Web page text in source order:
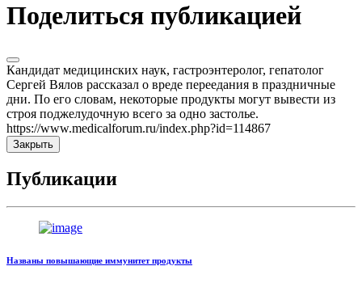
Поделиться публикацией
Кандидат медицинских наук, гастроэнтеролог, гепатолог
Сергей Вялов рассказал о вреде переедания в праздничные
дни. По его словам, некоторые продукты могут вывести из
строя поджелудочную всего за одно застолье.
https://www.medicalforum.ru/index.php?id=114867
Закрыть
Публикации
Названы повышающие иммунитет продукты